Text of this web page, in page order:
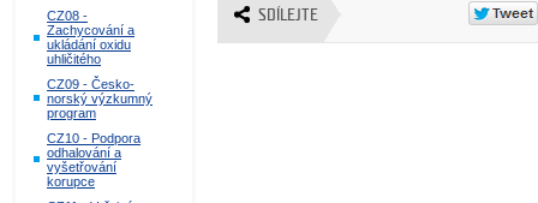
CZ08 -
Zachycování a
ukládání oxidu
uhličitého
CZ09 - Česko-
norský výzkumný
program
CZ10 - Podpora
odhalování a
vyšetřování
korupce
SDÍLEJTE